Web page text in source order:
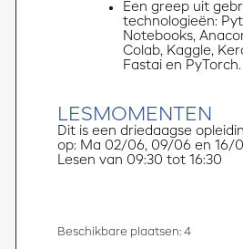
Een greep uit
technologieën:
Notebooks,
Colab, Kaggle,
Fastai en PyTorch.
LESMOMENTEN
Dit is een driedaagse
op: Ma 02/06, 09/06 en 16/
Lesen van 09:30 tot 16:30
Beschikbare plaatsen: 4